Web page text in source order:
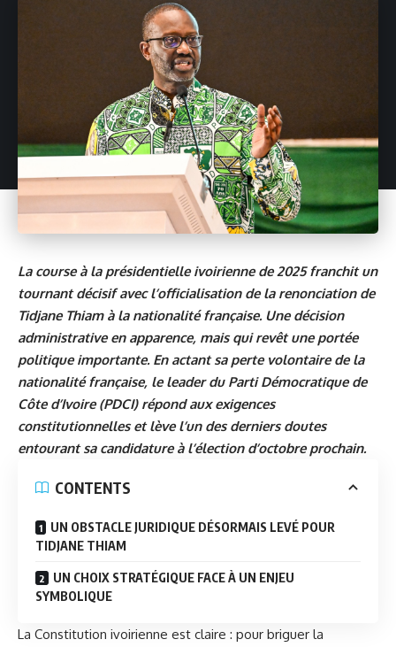
La course à la présidentielle ivoirienne de 2025 franchit un
tournant décisif avec l’officialisation de la renonciation de
Tidjane Thiam à la nationalité française. Une décision
administrative en apparence, mais qui revêt une portée
politique importante. En actant sa perte volontaire de la
nationalité française, le leader du Parti Démocratique de
Côte d’Ivoire (PDCI) répond aux exigences
constitutionnelles et lève l’un des derniers doutes
entourant sa candidature à l’élection d’octobre prochain.
CONTENTS
UN OBSTACLE JURIDIQUE DÉSORMAIS LEVÉ POUR
TIDJANE THIAM
UN CHOIX STRATÉGIQUE FACE À UN ENJEU
SYMBOLIQUE
La Constitution ivoirienne est claire : pour briguer la